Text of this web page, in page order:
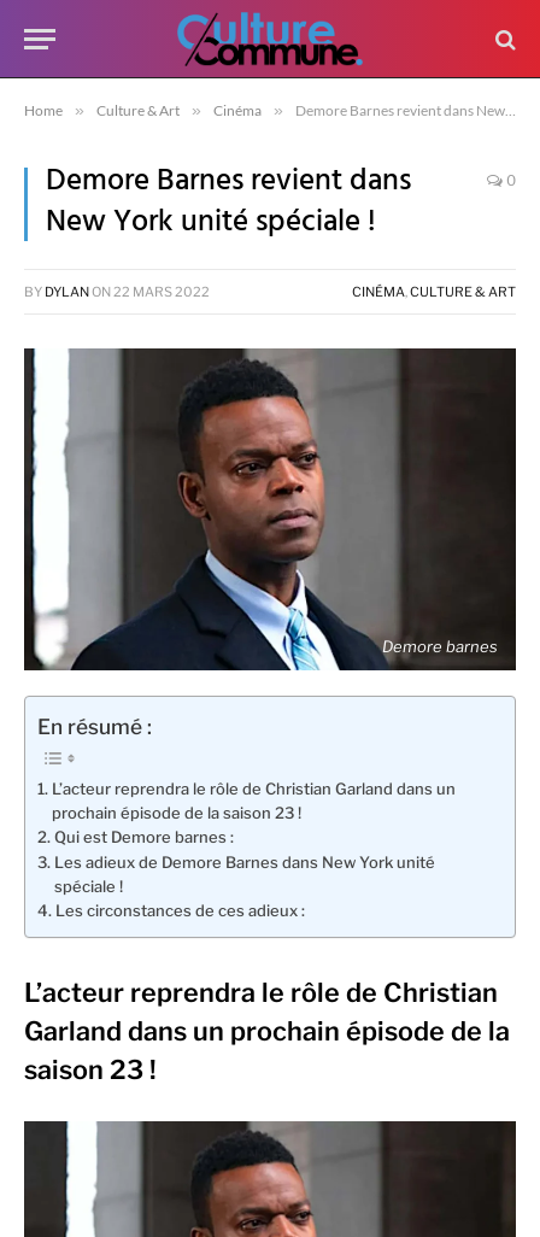
Home » Culture & Art » Cinéma » Demore Barnes revient dans New York unité spéciale !
Demore Barnes revient dans
New York unité spéciale !
0
BY DYLANON 22 MARS 2022 CINÉMA,CULTURE & ART
Demore barnes
En résumé :
L’acteur reprendra le rôle de Christian Garland dans un
prochain épisode de la saison 23 !
Qui est Demore barnes :
Les adieux de Demore Barnes dans New York unité
spéciale !
Les circonstances de ces adieux :
L’acteur reprendra le rôle de Christian
Garland dans un prochain épisode de la
saison 23 !